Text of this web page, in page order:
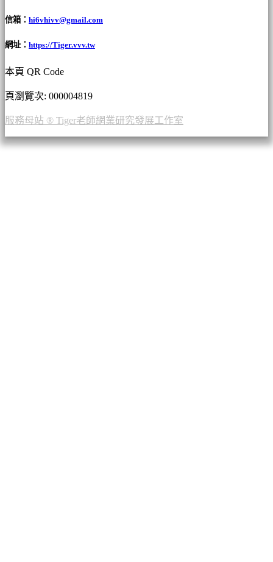
信箱： hi6vhivv@gmail.com
網址： https://Tiger.vvv.tw
本頁 QR Code
頁瀏覽次: 000004819
服務母站 ® Tiger老師網業研究發展工作室